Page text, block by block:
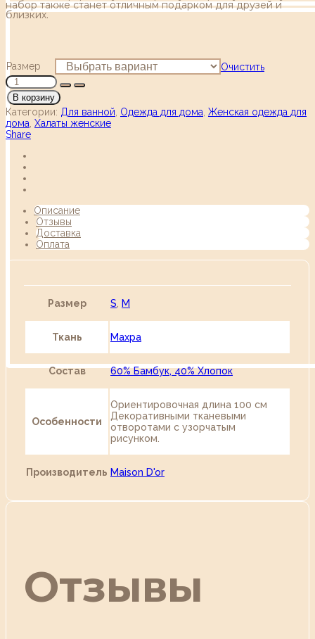
набор также станет отличным подарком для друзей и
близких.
Размер Очистить
В корзину
Категории: Для ванной Одежда для дома Женская одежда для
дома Халаты женские
Share
Описание
Отзывы
Доставка
Оплата
Размер S M
Ткань Махра
Состав 60% Бамбук, 40% Хлопок
Особенности
Ориентировочная длина 100 см
Декоративными тканевыми
отворотами с узорчатым
рисунком.
Производитель Maison D'or
Отзывы